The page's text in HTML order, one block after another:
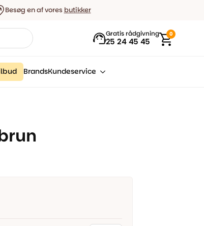
Besøg en af vores butikker
Gratis rådgivning
25 24 45 45
0
BrandsKundeservice